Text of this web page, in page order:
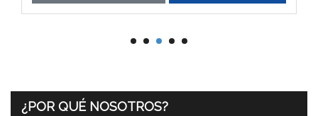
¿POR QUÉ NOSOTROS?